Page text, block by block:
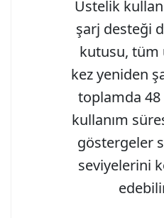
Üstelik
şarj desteği
kutusu, tüm
kez yeniden
toplamda
kullanım
göstergeler
seviyelerini